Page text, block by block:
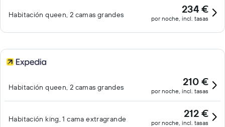
Habitación queen, 2 camas grandes 234 €
por noche, incl. tasas
Habitación queen, 2 camas grandes 210 €
por noche, incl. tasas
Habitación king, 1 cama extragrande 212 €
por noche, incl. tasas